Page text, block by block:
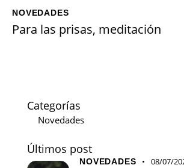
NOVEDADES
Para las prisas, meditación
Categorías
Novedades
Últimos post
NOVEDADES 08/07/